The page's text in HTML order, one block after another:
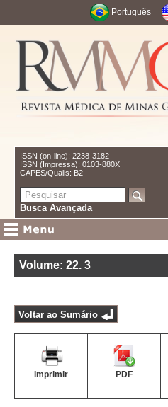
Português
ISSN (on-line): 2238-3182
ISSN (Impressa): 0103-880X
CAPES/Qualis: B2
Busca Avançada
Volume: 22. 3
Voltar ao Sumário
Imprimir PDF